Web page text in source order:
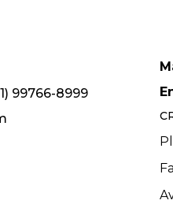
99766-8999